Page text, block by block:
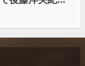
ジ＆4勝目」